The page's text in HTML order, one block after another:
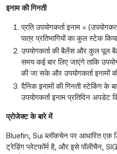
इनाम की गिनती
प्रति उपयोगकर्ता इनाम =
पात्र प्रतिभागियों का कुल स्टेक
उपयोगकर्ता की बैलेंस और कुल पूल
समय कई बार लिए जाएंगे ताकि
की जा सके और उपयोगकर्ता इनामों
दैनिक इनामों की गिनती स्टेकिंग के
उपयोगकर्ता इनाम प्रतिदिन अपडेट
प्रोजेक्ट के बारे में
Bluefin, Sui ब्लॉकचेन पर आधारित एक
ट्रेडिंग प्लेटफॉर्म है, और इसे पॉलीचैन,